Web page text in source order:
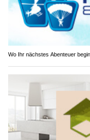
Wo Ihr nächstes Abenteuer